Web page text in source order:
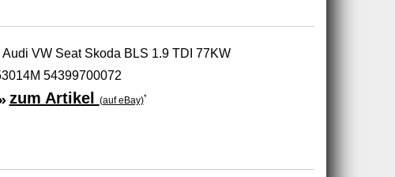
Audi VW Seat Skoda BLS 1.9 TDI 77KW
54399700072
zum Artikel (auf eBay)*